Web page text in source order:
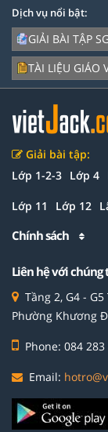
Dịch vụ nổi bật:
GIẢI BÀI TẬP
TÀI LIỆU GIÁO
Giải bài tập:
Lớp 1-2-3 Lớp 4
Lớp 11 Lớp 12
Chính sách
Liên hệ với chúng
Tầng 2, G4 -
Phường Khương
Phone: 084 283
Email: